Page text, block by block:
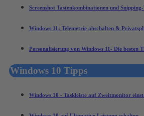
Screenshot Tastenkombinationen und Snipping-
Windows 11: Telemetrie abschalten &
Personalisierung von Windows 11- Die besten
Windows 10 Tipps
Windows 10 - Taskleiste auf Zweitmonitor